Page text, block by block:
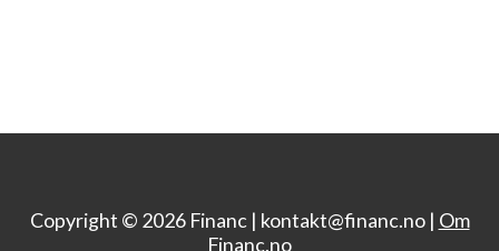
Copyright © 2026 Financ | kontakt@financ.no | Om
Financ.no